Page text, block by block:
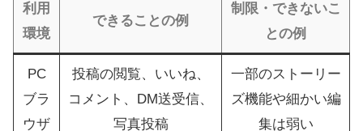
利用
環境
できることの例
制限・できないこ
との例
PC
ブラ
ウザ
投稿の閲覧、いいね、
コメント、DM送受信、
写真投稿
一部のストーリー
ズ機能や細かい編
集は弱い